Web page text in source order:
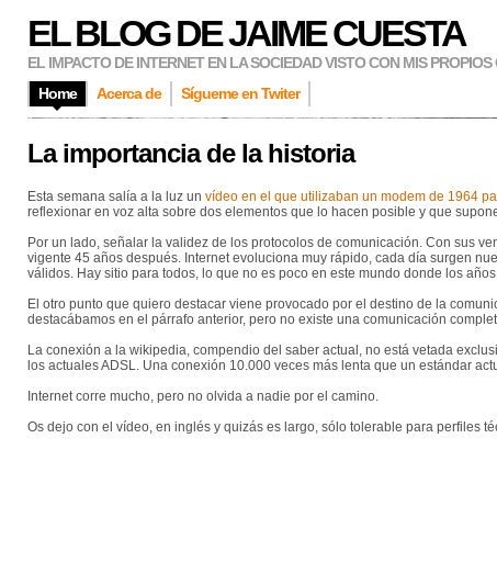
EL BLOG DE JAIME CUESTA
EL IMPACTO DE INTERNET EN LA SOCIEDAD VISTO CON MIS PROPIOS
Home
Acerca de Sígueme en Twiter
La importancia de la historia
Esta semana salía a la luz un vídeo en el que utilizaban un modem de 1964
reflexionar en voz alta sobre dos elementos que lo hacen posible y que
Por un lado, señalar la validez de los protocolos de comunicación. Con sus
vigente 45 años después. Internet evoluciona muy rápido, cada día surgen
válidos. Hay sitio para todos, lo que no es poco en este mundo donde los
El otro punto que quiero destacar viene provocado por el destino de la
destacábamos en el párrafo anterior, pero no existe una comunicación
La conexión a la wikipedia, compendio del saber actual, no está vetada
los actuales ADSL. Una conexión 10.000 veces más lenta que un estándar
Internet corre mucho, pero no olvida a nadie por el camino.
Os dejo con el vídeo, en inglés y quizás es largo, sólo tolerable para perfiles